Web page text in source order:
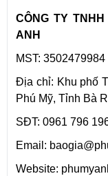
CÔNG TY
ANH
MST: 3502479984
Địa chỉ: Khu phố
Phú Mỹ, Tỉnh Bà
SĐT: 0961 796
Email:
Website: